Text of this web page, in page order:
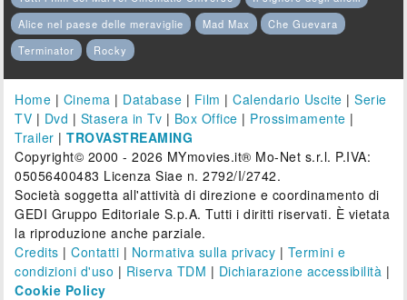
Alice nel paese delle meraviglie
Mad Max
Che Guevara
Terminator
Rocky
Home | Cinema | Database | Film |Calendario Uscite |Serie
TV | Dvd | Stasera in Tv | Box Office | Prossimamente |
Trailer |TROVASTREAMING
Copyright© 2000 - 2026 MYmovies.it® Mo-Net s.r.l. P.IVA:
05056400483 Licenza Siae n. 2792/I/2742.
Società soggetta all'attività di direzione e coordinamento di
GEDI Gruppo Editoriale S.p.A. Tutti i diritti riservati. È vietata
la riproduzione anche parziale.
Credits |Contatti | Normativa sulla privacy | Termini e
condizioni d'uso | Riserva TDM | Dichiarazione accessibilità |
Cookie Policy